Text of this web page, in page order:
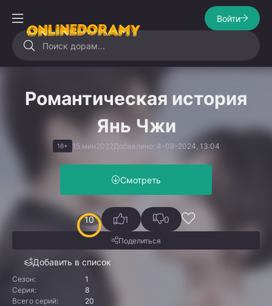
Войти
Романтическая история
Янь Чжи
16+ 15 мин2022Добавлено: 4-08-2024, 13:04
Смотреть
10
Добавить в список
1 0
Поделиться
Сезон:
1
Серия:
8
Всего серий:
20